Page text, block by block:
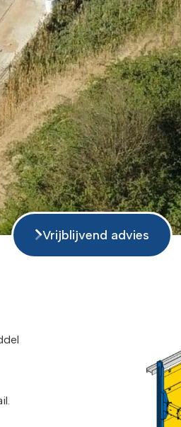
Vrijblijvend advies